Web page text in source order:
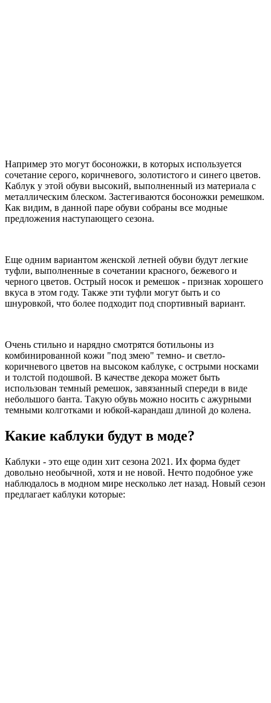
Например это могут босоножки, в которых используется
сочетание серого, коричневого, золотистого и синего цветов.
Каблук у этой обуви высокий, выполненный из материала с
металлическим блеском. Застегиваются босоножки ремешком.
Как видим, в данной паре обуви собраны все модные
предложения наступающего сезона.
Еще одним вариантом женской летней обуви будут легкие
туфли, выполненные в сочетании красного, бежевого и
черного цветов. Острый носок и ремешок - признак хорошего
вкуса в этом году. Также эти туфли могут быть и со
шнуровкой, что более подходит под спортивный вариант.
Очень стильно и нарядно смотрятся ботильоны из
комбинированной кожи "под змею" темно- и светло-
коричневого цветов на высоком каблуке, с острыми носками
и толстой подошвой. В качестве декора может быть
использован темный ремешок, завязанный спереди в виде
небольшого банта. Такую обувь можно носить с ажурными
темными колготками и юбкой-карандаш длиной до колена.
Какие каблуки будут в моде?
Каблуки - это еще один хит сезона 2021. Их форма будет
довольно необычной, хотя и не новой. Нечто подобное уже
наблюдалось в модном мире несколько лет назад. Новый сезон
предлагает каблуки которые: